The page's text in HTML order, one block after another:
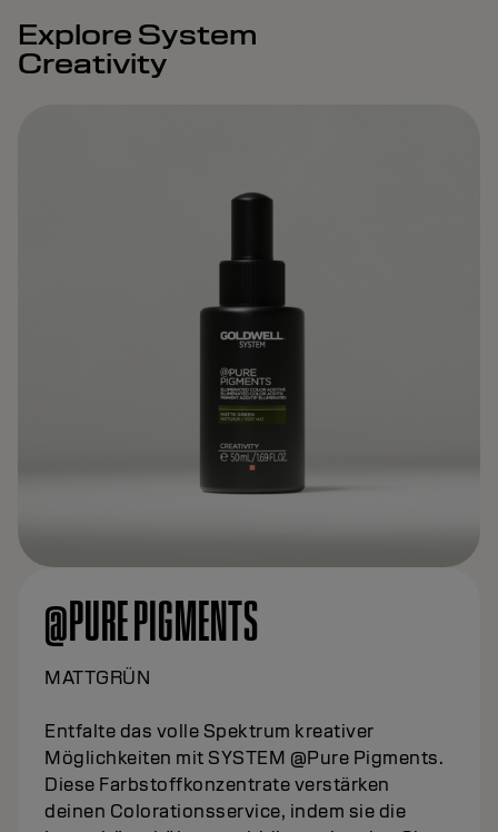
Explore System
Creativity
@PURE PIGMENTS
MATTGRÜN
Entfalte das volle Spektrum kreativer
Möglichkeiten mit SYSTEM @Pure Pigments.
Diese Farbstoffkonzentrate verstärken
deinen Colorationsservice, indem sie die